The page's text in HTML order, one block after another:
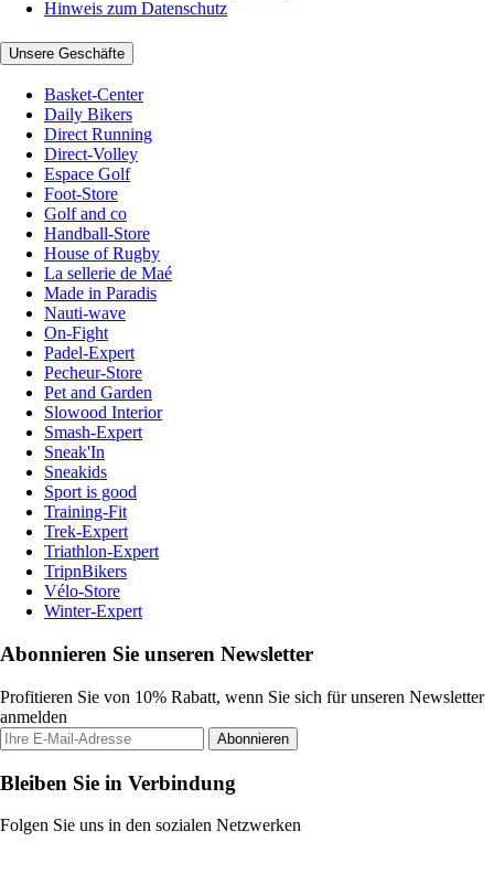
Hinweis zum Datenschutz
Unsere Geschäfte
Basket-Center
Daily Bikers
Direct Running
Direct-Volley
Espace Golf
Foot-Store
Golf and co
Handball-Store
House of Rugby
La sellerie de Maé
Made in Paradis
Nauti-wave
On-Fight
Padel-Expert
Pecheur-Store
Pet and Garden
Slowood Interior
Smash-Expert
Sneak'In
Sneakids
Sport is good
Training-Fit
Trek-Expert
Triathlon-Expert
TripnBikers
Vélo-Store
Winter-Expert
Abonnieren Sie unseren Newsletter
Profitieren Sie von 10% Rabatt, wenn Sie sich für unseren Newsletter
anmelden
Abonnieren
Bleiben Sie in Verbindung
Folgen Sie uns in den sozialen Netzwerken